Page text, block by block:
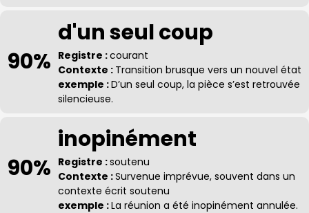
90%
d'un seul coup
Registre :courant
Contexte : Transition brusque vers un nouvel état
exemple :D’un seul coup, la pièce s’est retrouvée
silencieuse.
90%
inopinément
Registre :soutenu
Contexte :Survenue imprévue, souvent dans un
contexte écrit soutenu
exemple :La réunion a été inopinément annulée.